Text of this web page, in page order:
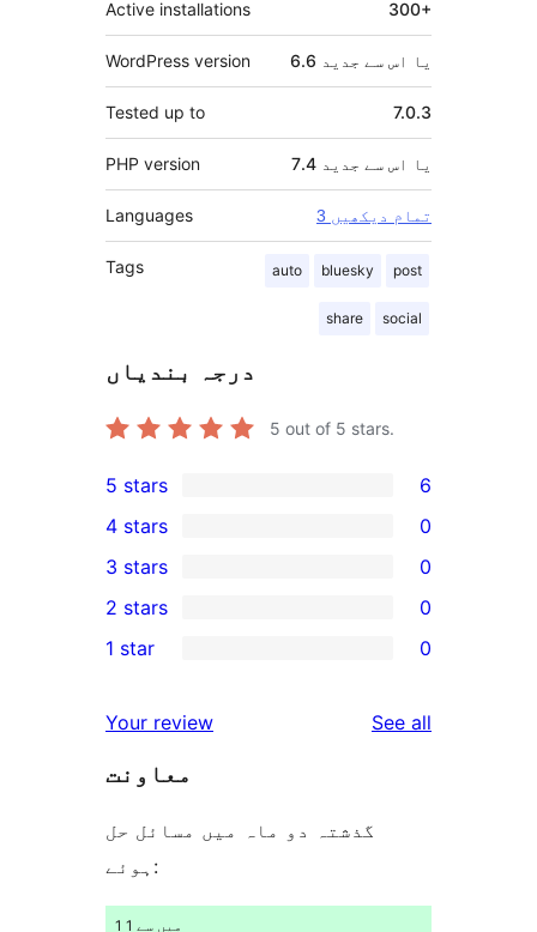
Active installations 300+
WordPress version 6.6 یا اس سے جدید
Tested up to 7.0.3
PHP version 7.4 یا اس سے جدید
Languages 3 تمام دیکھیں
Tags auto bluesky post
share social
درجہ بندیاں
5 out of 5 stars.
6
5-
star
reviews
5 stars 6
4-
star
reviews
4 stars 0
0
3-
star
3 stars 0
2-
reviews
2 stars 0
star
reviews
1 star 0
Your review See all
معاونت
گذشتہ دو ماہ میں مسائل حل
ہوئے:
1 میں سے 1